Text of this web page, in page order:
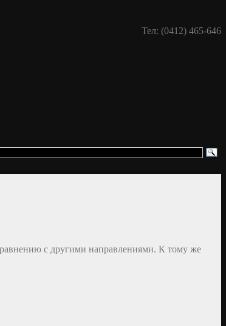
Тел: (0412) 465-646
с другими направлениями. К тому же